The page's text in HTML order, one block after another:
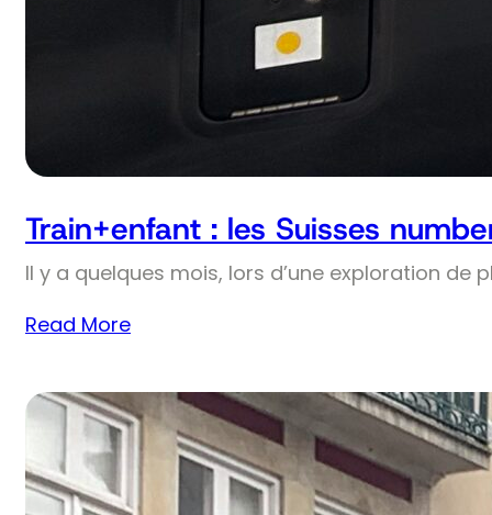
Train+enfant : les Suisses
Il y a quelques mois, lors d’une exploration de
Read More